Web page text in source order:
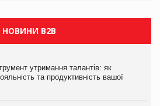
НОВИНИ B2B
утримання талантів: як
та продуктивність вашої